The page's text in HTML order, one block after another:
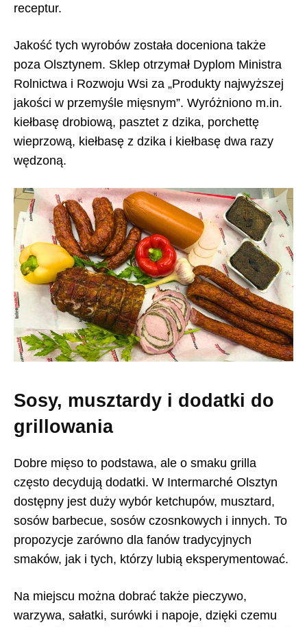
receptur.
Jakość tych wyrobów została doceniona także
poza Olsztynem. Sklep otrzymał Dyplom Ministra
Rolnictwa i Rozwoju Wsi za „Produkty najwyższej
jakości w przemyśle mięsnym”. Wyróżniono m.in.
kiełbasę drobiową, pasztet z dzika, porchettę
wieprzową, kiełbasę z dzika i kiełbasę dwa razy
wędzoną.
Sosy, musztardy i dodatki do
grillowania
Dobre mięso to podstawa, ale o smaku grilla
często decydują dodatki. W Intermarché Olsztyn
dostępny jest duży wybór ketchupów, musztard,
sosów barbecue, sosów czosnkowych i innych. To
propozycje zarówno dla fanów tradycyjnych
smaków, jak i tych, którzy lubią eksperymentować.
Na miejscu można dobrać także pieczywo,
warzywa, sałatki, surówki i napoje, dzięki czemu